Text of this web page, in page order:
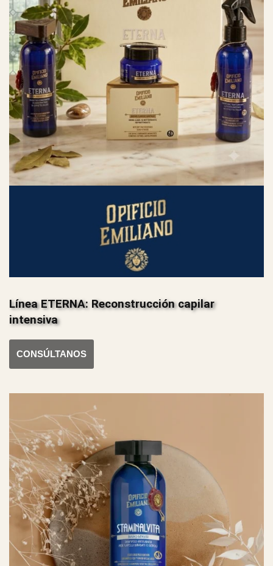
Línea ETERNA: Reconstrucción capilar
intensiva
CONSÚLTANOS